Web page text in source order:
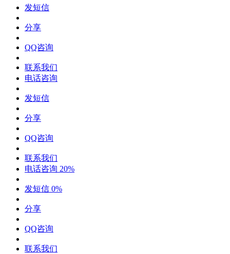
发短信
分享
QQ咨询
联系我们
电话咨询
发短信
分享
QQ咨询
联系我们
电话咨询 20%
发短信 0%
分享
QQ咨询
联系我们